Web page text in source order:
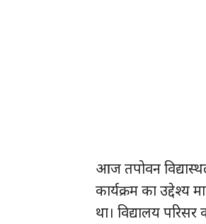
आज तपोवन
कार्यक्रम का उद्देश्य
था। विद्यालय